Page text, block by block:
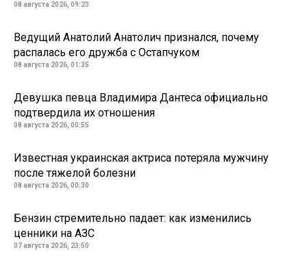
08 августа 2026, 09:23
Ведущий Анатолий Анатолич признался, почему
распалась его дружба с Остапчуком
08 августа 2026, 01:35
Девушка певца Владимира Дантеса официально
подтвердила их отношения
08 августа 2026, 00:55
Известная украинская актриса потеряла мужчину
после тяжелой болезни
08 августа 2026, 00:30
Бензин стремительно падает: как изменились
ценники на АЗС
07 августа 2026, 23:50